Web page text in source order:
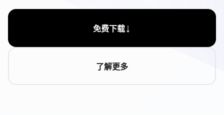
免费下载↓
了解更多